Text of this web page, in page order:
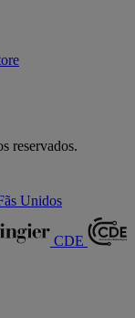
reservados.
Unidos
CDE